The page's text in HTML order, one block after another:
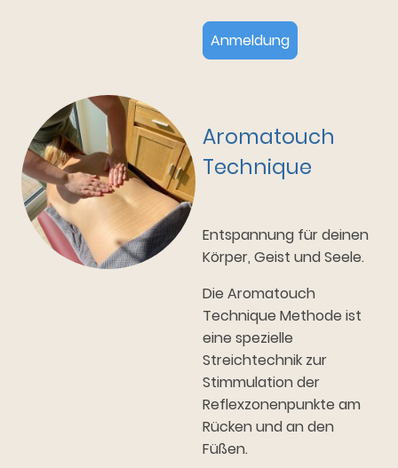
Anmeldung
Aromatouch
Technique
Entspannung für deinen
Körper, Geist und Seele.
Die Aromatouch
Technique Methode ist
eine spezielle
Streichtechnik zur
Stimmulation der
Reflexzonenpunkte am
Rücken und an den
Füßen.